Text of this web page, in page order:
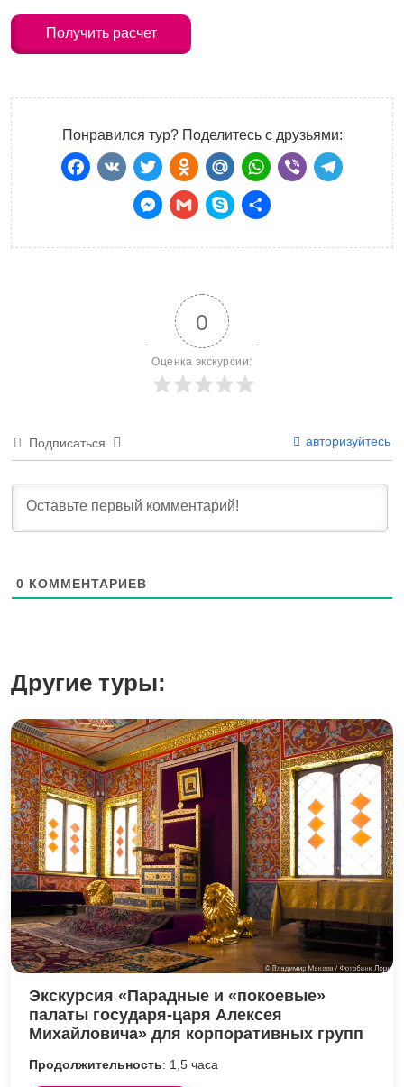
Получить расчет
Понравился тур? Поделитесь с друзьями:
Facebook
VKTwitter
Odnoklassniki
Mail.Ru
WhatsApp
Отправить
0
Оценка экскурсии:
Подписаться авторизуйтесь
0 КОММЕНТАРИЕВ
Другие туры:
Экскурсия «Парадные и «покоевые»
палаты государя-царя Алексея
Михайловича» для корпоративных групп
Продолжительность: 1,5 часа